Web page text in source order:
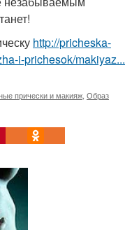
http://pricheska-
i-prichesok/makiyaz...
прически и макияж, Образ